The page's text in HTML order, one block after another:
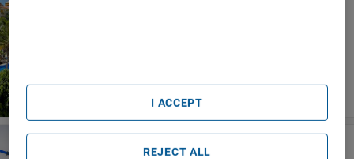
Apartamentos LIVVO Puerto de
REJECT ALL
I ACCEPT